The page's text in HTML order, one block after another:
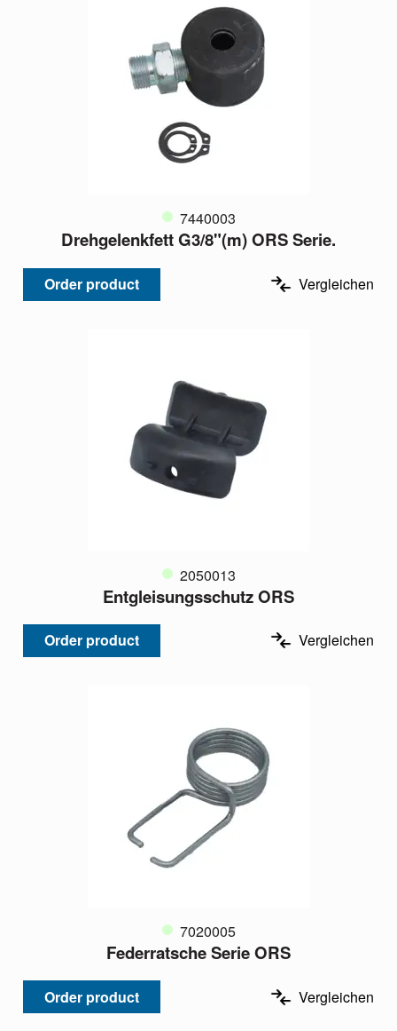
7440003
Drehgelenkfett G3/8"(m) ORS Serie.
Order product Vergleichen
2050013
Entgleisungsschutz ORS
Order product Vergleichen
7020005
Federratsche Serie ORS
Order product Vergleichen